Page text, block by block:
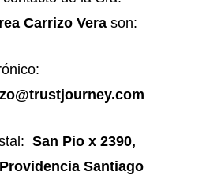
Carrizo Vera son:
San Pio x 2390,
Santiago